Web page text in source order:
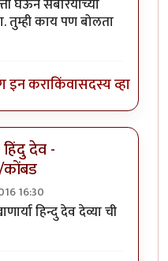
घेऊन सैबेरियाच्या
तुम्ही काय पण बोलता
इन कराकिंवासदस्य व्हा
देव -
कोंबड
16:30
हिन्दु देव देव्या ची